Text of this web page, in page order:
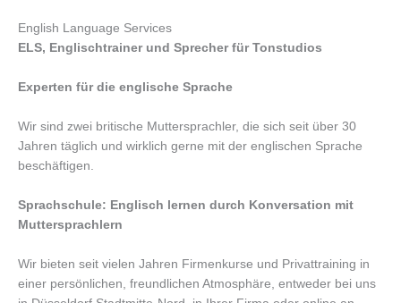
English Language Services
ELS, Englischtrainer und Sprecher für Tonstudios
Experten für die englische Sprache
Wir sind zwei britische Muttersprachler, die sich seit über 30
Jahren täglich und wirklich gerne mit der englischen Sprache
beschäftigen.
Sprachschule: Englisch lernen durch Konversation mit
Muttersprachlern
Wir bieten seit vielen Jahren Firmenkurse und Privattraining in
einer persönlichen, freundlichen Atmosphäre, entweder bei uns